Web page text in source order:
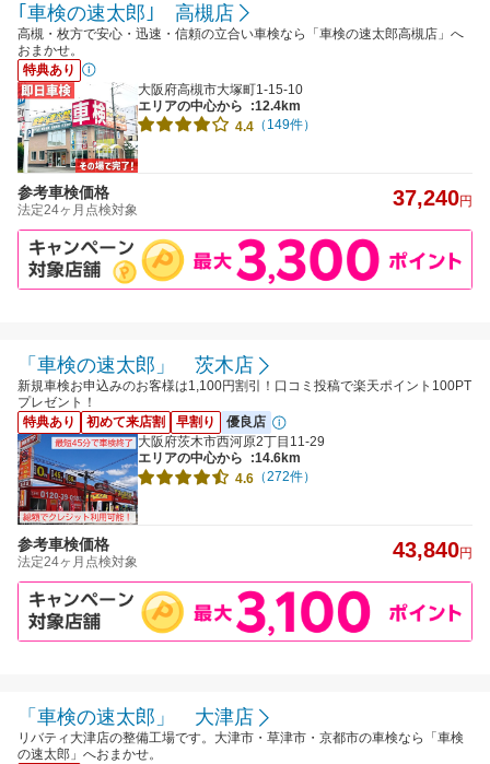
｢車検の速太郎｣ 高槻店
高槻・枚方で安心・迅速・信頼の立合い車検なら「車検の速太郎高槻店」へ
おまかせ。
特典あり
大阪府高槻市大塚町1-15-10
エリアの中心から
:12.4km
4.4 （149件）
参考車検価格
法定24ヶ月点検対象 37,240円
「車検の速太郎」 茨木店
新規車検お申込みのお客様は1,100円割引！口コミ投稿で楽天ポイント100PT
プレゼント！
特典あり
初めて来店割 早割り
優良店
大阪府茨木市西河原2丁目11-29
エリアの中心から
:14.6km
4.6 （272件）
参考車検価格
法定24ヶ月点検対象 43,840円
「車検の速太郎」 大津店
リバティ大津店の整備工場です。大津市・草津市・京都市の車検なら「車検
の速太郎」へおまかせ。